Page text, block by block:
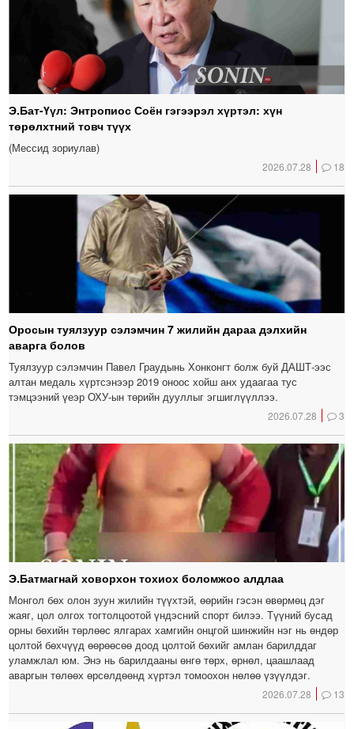
Э.Бат-Үүл: Энтропиос Соён гэгээрэл хүртэл: хүн
төрөлхтний товч түүх
(Мессид зориулав)
2026.07.28 18
Оросын туялзуур сэлэмчин 7 жилийн дараа дэлхийн
аварга болов
Туялзуур сэлэмчин Павел Граудынь Хонконгт болж буй ДАШТ-ээс
алтан медаль хүртсэнээр 2019 оноос хойш анх удаагаа тус
тэмцээний үеэр ОХУ-ын төрийн дууллыг эгшиглүүллээ.
2026.07.28 3
Э.Батмагнай ховорхон тохиох боломжоо алдлаа
Монгол бөх олон зуун жилийн түүхтэй, өөрийн гэсэн өвөрмөц дэг
жаяг, цол олгох тогтолцоотой үндэсний спорт билээ. Түүний бусад
орны бөхийн төрлөөс ялгарах хамгийн онцгой шинжийн нэг нь өндөр
цолтой бөхчүүд өөрөөсөө доод цолтой бөхийг амлан барилддаг
уламжлал юм. Энэ нь барилдааны өнгө төрх, өрнөл, цаашлаад
аваргын төлөөх өрсөлдөөнд хүртэл томоохон нөлөө үзүүлдэг.
2026.07.28 13